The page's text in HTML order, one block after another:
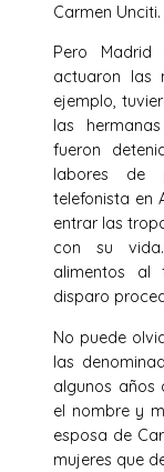
Carmen Unciti.
Pero
actuaron las
ejemplo,
las
fueron
labores de
telefonista en
entrar las
con su
alimentos al
disparo
No puede
las
algunos años
el nombre y
esposa de
mujeres que